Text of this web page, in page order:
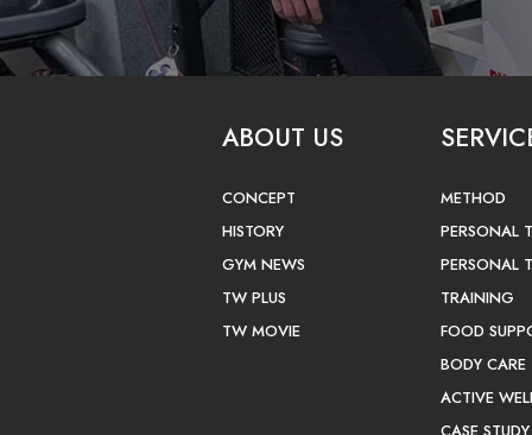
ABOUT US
CONCEPT
HISTORY
GYM NEWS
TW PLUS
TW MOVIE
METHOD
PERSONAL
PERSONAL
TRAINING
FOOD
BODY CARE
ACTIVE
CASE STUDY